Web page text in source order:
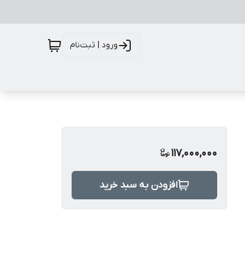
ورود | ثبت‌نام
117,000,000
افزودن به سبد خرید